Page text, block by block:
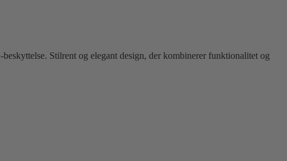
Stilrent og elegant design, der kombinerer funktionalitet og